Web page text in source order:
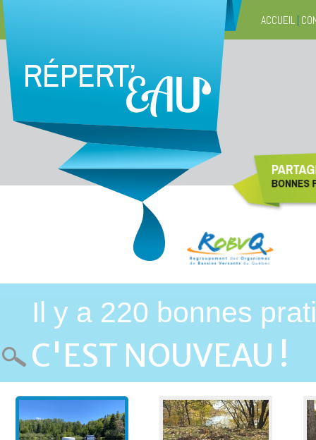
ACCUEIL |
Il y a 220 bonnes
C'EST NOUVEAU !